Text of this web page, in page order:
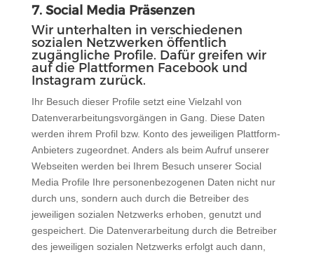
7. Social Media Präsenzen
Wir unterhalten in verschiedenen
sozialen Netzwerken öffentlich
zugängliche Profile. Dafür greifen wir
auf die Plattformen Facebook und
Instagram zurück.
Ihr Besuch dieser Profile setzt eine Vielzahl von
Datenverarbeitungsvorgängen in Gang. Diese Daten
werden ihrem Profil bzw. Konto des jeweiligen Plattform-
Anbieters zugeordnet. Anders als beim Aufruf unserer
Webseiten werden bei Ihrem Besuch unserer Social
Media Profile Ihre personenbezogenen Daten nicht nur
durch uns, sondern auch durch die Betreiber des
jeweiligen sozialen Netzwerks erhoben, genutzt und
gespeichert. Die Datenverarbeitung durch die Betreiber
des jeweiligen sozialen Netzwerks erfolgt auch dann,